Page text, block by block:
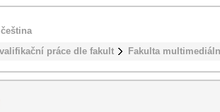
práce dle fakult Fakulta
čeština